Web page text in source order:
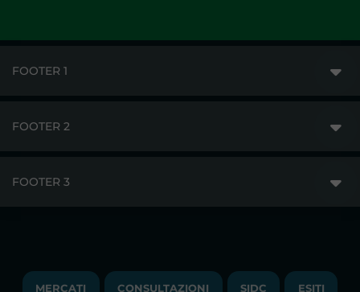
FOOTER 1
FOOTER 2
LAVORA CON NOI
FOOTER 3
TRAYPORT M. ELETTRICO
MERCATI CONSULTAZIONI SIDC ESITI